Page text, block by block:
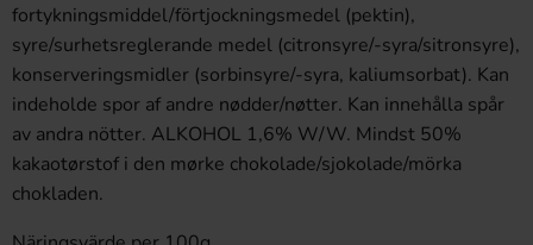
fortykningsmiddel/förtjockningsmedel (pektin),
syre/surhetsreglerande medel (citronsyre/-syra/sitronsyre),
konserveringsmidler (sorbinsyre/-syra, kaliumsorbat). Kan
indeholde spor af andre nødder/nøtter. Kan innehålla spår
av andra nötter. ALKOHOL 1,6% W/W. Mindst 50%
kakaotørstof i den mørke chokolade/sjokolade/mörka
chokladen.